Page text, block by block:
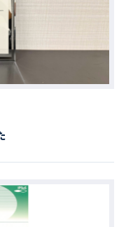
インタビュー
利厚生